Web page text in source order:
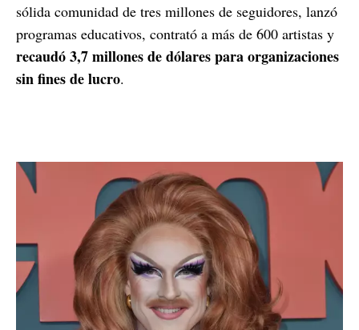
sólida comunidad de tres millones de seguidores, lanzó
programas educativos, contrató a más de 600 artistas y
recaudó 3,7 millones de dólares para organizaciones
sin fines de lucro.